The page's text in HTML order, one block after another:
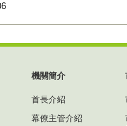
機關簡介
首長介紹
幕僚主管介紹